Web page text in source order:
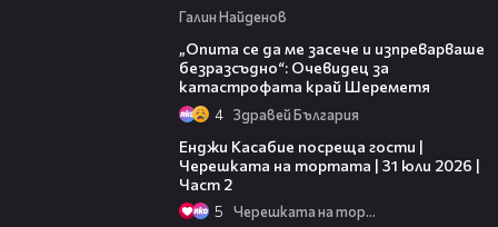
Галин Найденов
„Опита се да ме засече и изпреварваше
безразсъдно“: Очевидец за
катастрофата край Шереметя
4 Здравей България
Енджи Касабие посреща гости |
Черешката на тортата | 31 юли 2026 |
Част 2
5 Черешката на тортата